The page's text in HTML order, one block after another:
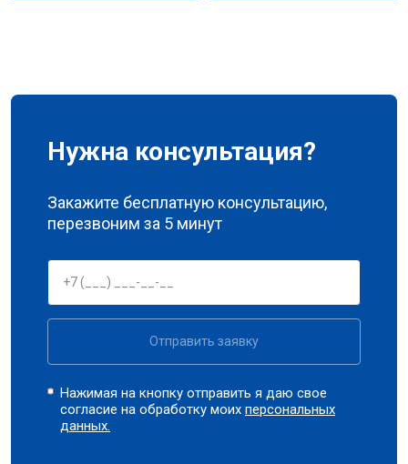
Нужна консультация?
Закажите бесплатную консультацию,
перезвоним за 5 минут
Отправить заявку
Нажимая на кнопку отправить я даю свое
согласие на обработку моихперсональных
данных.